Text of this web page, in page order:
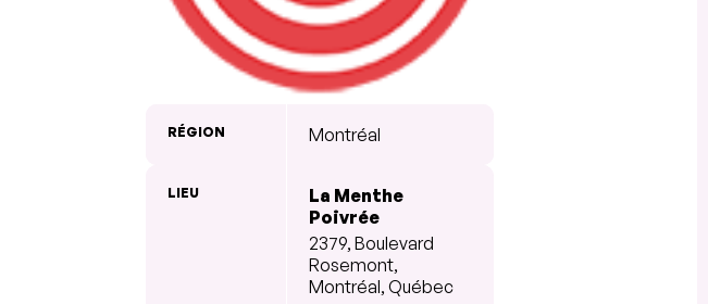
RÉGION Montréal
LIEU
La Menthe
Poivrée
2379, Boulevard
Rosemont,
Montréal, Québec